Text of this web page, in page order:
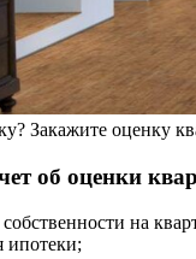
Закажите оценку
об оценки
на
ипотеки;